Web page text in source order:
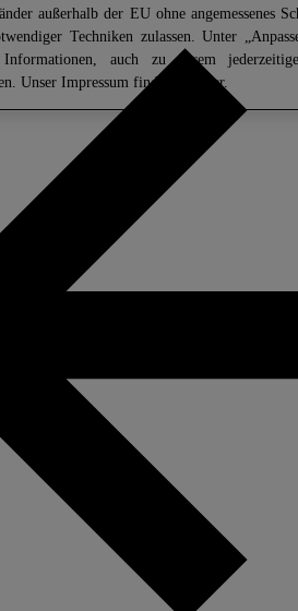
außerhalb der EU ohne angemessenes
Techniken zulassen. Unter
Informationen, auch zu Ihrem
. Unser Impressum finden Sie
hier.